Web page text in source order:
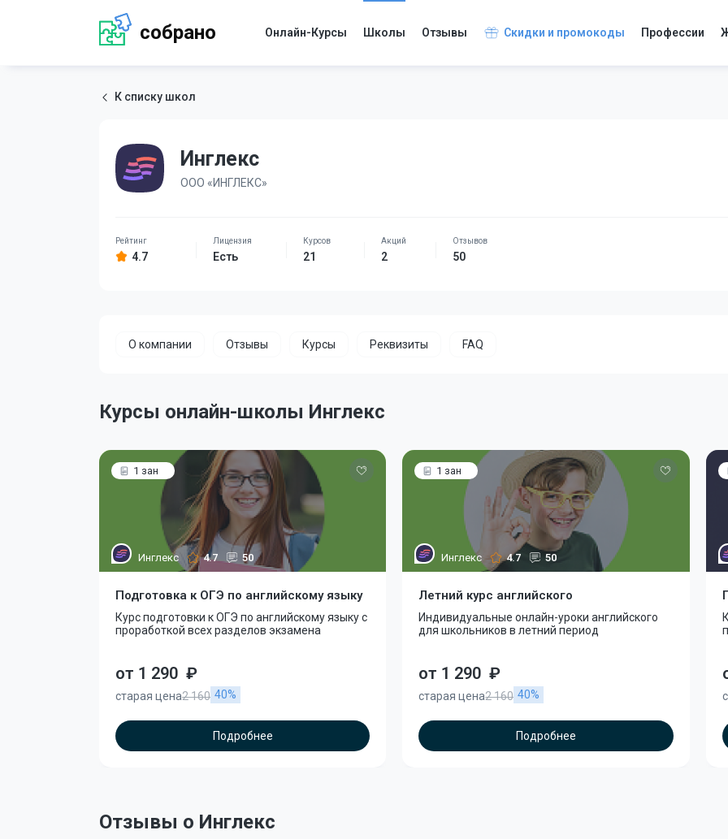
собрано Онлайн-Курсы Школы Отзывы Скидки и промокоды Профессии
К списку школ
Инглекс
ООО «ИНГЛЕКС»
4.7 Есть 21 2 50
О компании Отзывы Курсы Реквизиты FAQ
Курсы онлайн-школы Инглекс
1 зан
Инглекс 4.7 50
Подготовка к ОГЭ по английскому языку
Курс подготовки к ОГЭ по английскому языку с
проработкой всех разделов экзамена
от 1 290 ₽
старая цена2 160 40%
Подробнее
1 зан
Инглекс 4.7 50
Летний курс английского
Индивидуальные онлайн-уроки английского
для школьников в летний период
от 1 290 ₽
старая цена2 160 40%
Подробнее
Отзывы о Инглекс